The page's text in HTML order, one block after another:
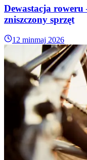
Dewastacja roweru
zniszczony sprzęt
12 minmaj 2026